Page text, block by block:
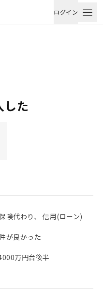
ログイン
した
険代わり、 信用(ローン)
が良かった
万円台後半